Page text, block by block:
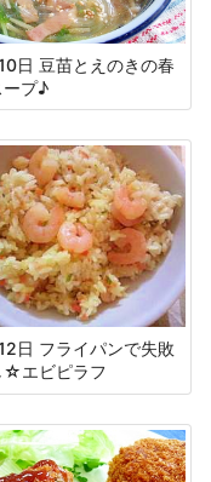
日 豆苗とえのきの春
ープ♪
日 フライパンで失敗
☆エビピラフ